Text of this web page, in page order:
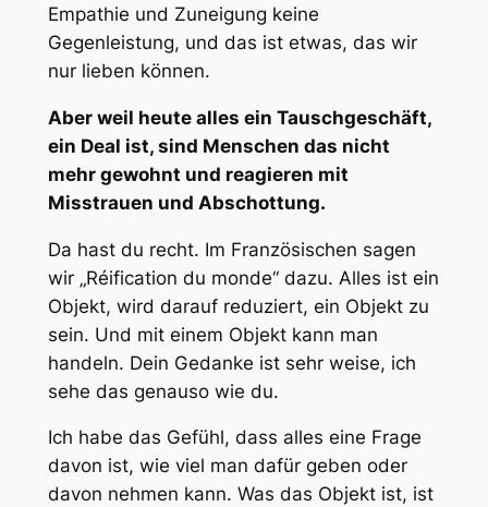
Empathie und Zuneigung keine
Gegenleistung, und das ist etwas, das wir
nur lieben können.
Aber weil heute alles ein Tauschgeschäft,
ein Deal ist, sind Menschen das nicht
mehr gewohnt und reagieren mit
Misstrauen und Abschottung.
Da hast du recht. Im Französischen sagen
wir „Réification du monde“ dazu. Alles ist ein
Objekt, wird darauf reduziert, ein Objekt zu
sein. Und mit einem Objekt kann man
handeln. Dein Gedanke ist sehr weise, ich
sehe das genauso wie du.
Ich habe das Gefühl, dass alles eine Frage
davon ist, wie viel man dafür geben oder
davon nehmen kann. Was das Objekt ist, ist